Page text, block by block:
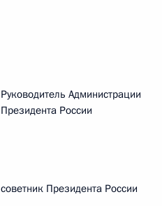
Руководитель Администрации
Президента России
советник Президента России